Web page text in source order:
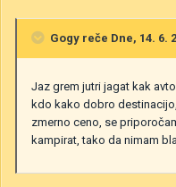
Gogy reče Dne, 14. 6.
Jaz grem jutri jagat kak
kdo kako dobro
zmerno ceno, se
kampirat, tako da nimam